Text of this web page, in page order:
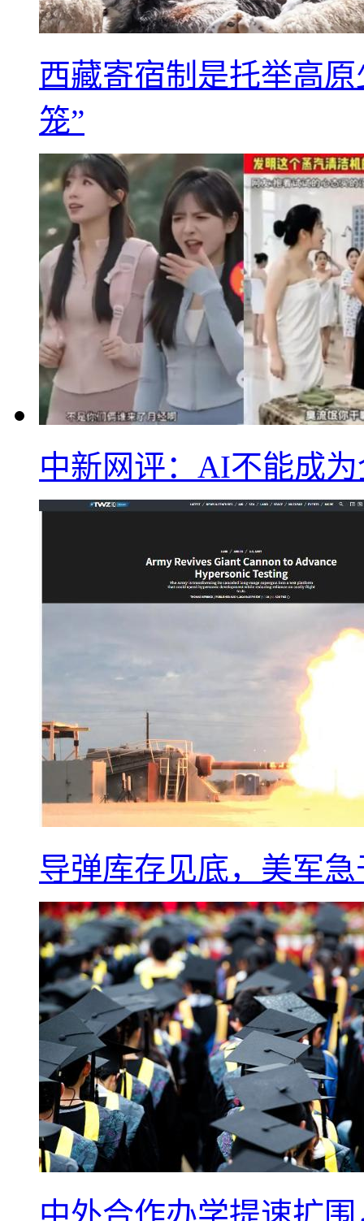
西藏寄宿制是托举高
笼”
中新网评：AI不能成
导弹库存见底，美军
中外合作办学提速扩